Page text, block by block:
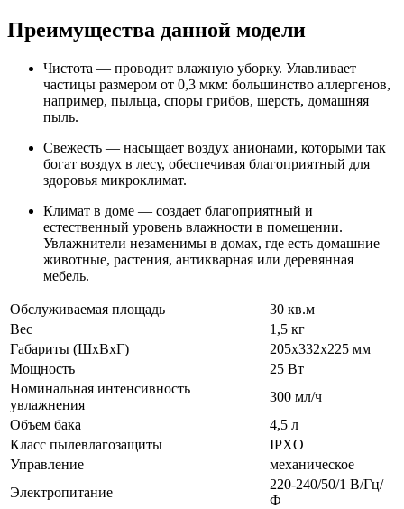
Преимущества данной модели
Чистота — проводит влажную уборку. Улавливает
частицы размером от 0,3 мкм: большинство аллергенов,
например, пыльца, споры грибов, шерсть, домашняя
пыль.
Свежесть — насыщает воздух анионами, которыми так
богат воздух в лесу, обеспечивая благоприятный для
здоровья микроклимат.
Климат в доме — создает благоприятный и
естественный уровень влажности в помещении.
Увлажнители незаменимы в домах, где есть домашние
животные, растения, антикварная или деревянная
мебель.
Обслуживаемая площадь
30 кв.м
Вес
1,5 кг
Габариты (ШхВхГ)
205x332x225 мм
Мощность
25 Вт
Номинальная интенсивность
увлажнения
300 мл/ч
Объем бака
4,5 л
Класс пылевлагозащиты
IPXO
Управление
механическое
Электропитание
220-240/50/1 В/Гц/
Ф